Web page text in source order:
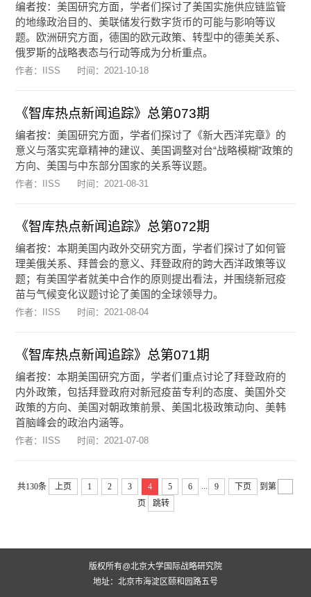
编者按：美国研究方面，学者们探讨了美国实施供应链监管
的地缘政治目的、美联储发行数字货币的可能与影响等议
题。欧洲研究方面，德国的欧元政策、转型中的德美关系、
俄罗斯的战略表态与行动等成为分析重点。
作者：IISS 时间：2021-10-18
《智库热点新闻追踪》总第073期
编者按：美国研究方面，学者们探讨了《新大西洋宪章》的
意义与落实宪章精神的建议、美国调整对台“战略模糊”政策的
方向、美国与中东部分国家的关系等议题。
作者：IISS 时间：2021-08-31
《智库热点新闻追踪》总第072期
编者按：本期美国内政外交研究方面，学者们探讨了如何管
理美俄关系、拜普会的意义、拜登政府的跨大西洋政策等议
题；有美国学者就美中合作的原则提出看法，并围绕新冠疫
苗与气候变化议题讨论了美国的全球领导力。
作者：IISS 时间：2021-08-04
《智库热点新闻追踪》总第071期
编者按：本期美国研究方面，学者们重点讨论了拜登政府的
内外政策，包括拜登政府对新冠疫苗专利的态度、美国外交
政策的方向、美国对朝政策前景、美国北极政策动向、美韩
首脑峰会的政治内涵等。
作者：IISS 时间：2021-07-08
共130条 上页 1 2 3 4 5 6 ... 9 下页
到第
页
跳转
版权所有@北京大学国际战略研究院
地址：北京市海淀区颐和园路五号